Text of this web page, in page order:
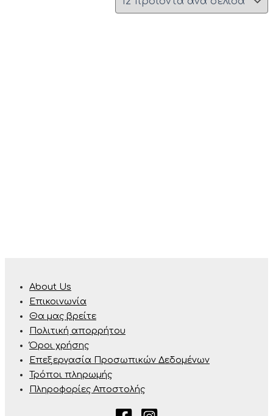
About Us
Επικοινωνία
Θα μας βρείτε
Πολιτική απορρήτου
Όροι χρήσης
Επεξεργασία Προσωπικών Δεδομένων
Τρόποι πληρωμής
Πληροφορίες Αποστολής